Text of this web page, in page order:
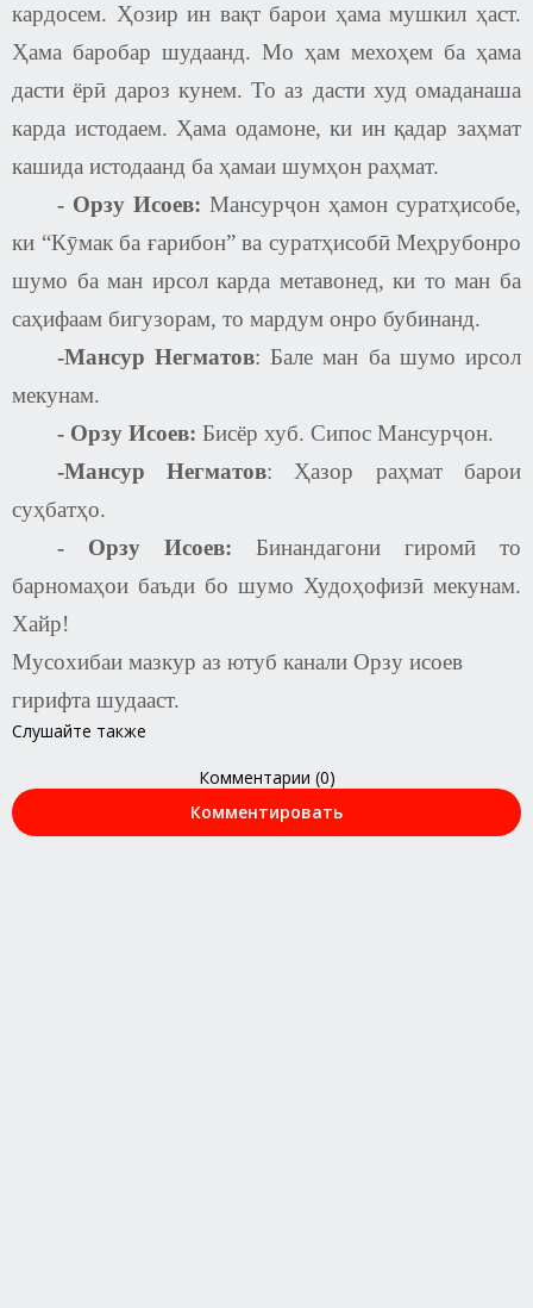
кардосем. Ҳозир ин вақт барои ҳама мушкил ҳаст.
Ҳама баробар шудаанд. Мо ҳам мехоҳем ба ҳама
дасти ёрӣ дароз кунем. То аз дасти худ омаданаша
карда истодаем. Ҳама одамоне, ки ин қадар заҳмат
кашида истодаанд ба ҳамаи шумҳон раҳмат.
- Орзу Исоев: Мансурҷон ҳамон суратҳисобе,
ки “Кӯмак ба ғарибон” ва суратҳисобӣ Меҳрубонро
шумо ба ман ирсол карда метавонед, ки то ман ба
саҳифаам бигузорам, то мардум онро бубинанд.
-Мансур Негматов: Бале ман ба шумо ирсол
мекунам.
- Орзу Исоев: Бисёр хуб. Сипос Мансурҷон.
-Мансур Негматов: Ҳазор раҳмат барои
суҳбатҳо.
-
Орзу Исоев: Бинандагони гиромӣ то
барномаҳои баъди бо шумо Худоҳофизӣ мекунам.
Хайр!
Мусохибаи мазкур аз ютуб канали Орзу исоев
гирифта шудааст.
Слушайте также
Комментарии (0)
Комментировать